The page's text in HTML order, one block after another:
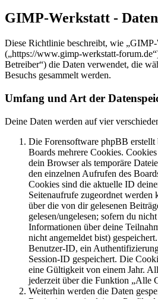
GIMP-Werkstatt -
Diese Richtlinie beschreibt, wie „GIMP-
(„https://www.gimp-werkstatt-
Betreiber“) die Daten verwendet, die
Besuchs gesammelt werden.
Umfang und Art der
Deine Daten werden auf vier
Die Forensoftware phpBB erstellt
Boards mehrere Cookies.
dein Browser als temporäre
den einzelnen Aufrufen des
Cookies sind die aktuelle ID
Seitenaufrufe zugeordnet werden
über die von dir gelesenen
gelesen/ungelesen; sofern du
Informationen über deine
nicht angemeldet bist)
Benutzer-ID, ein
Session-ID gespeichert. Die
eine Gültigkeit von einem Jahr.
jederzeit über die Funktion „Alle
Weiterhin werden die Daten